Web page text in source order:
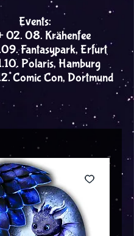
Events:
02. 08. Krähenfee
Fantasypark, Erfurt
Polaris, Hamburg
Comic Con, Dortmund